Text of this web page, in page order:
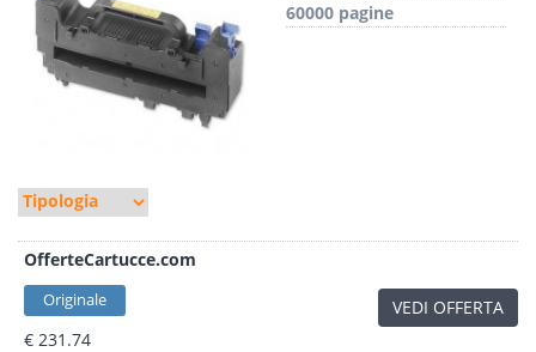
60000 pagine
OfferteCartucce.com
Originale
€ 231.74
VEDI OFFERTA